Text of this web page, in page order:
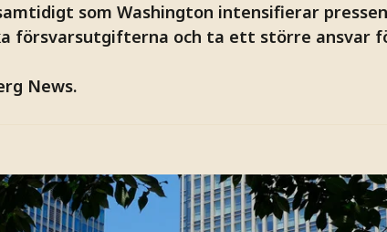
som Washington intensifierar
försvarsutgifterna och ta ett större ansvar
News.